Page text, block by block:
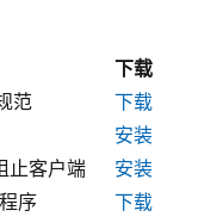
下载
范
下载
安装
止客户端
安装
序
下载